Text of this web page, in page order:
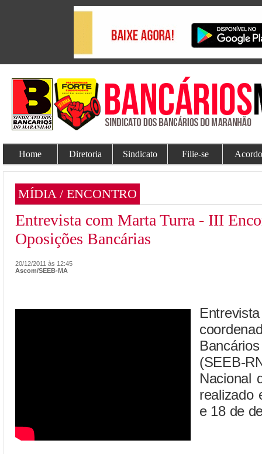
Home Diretoria Sindicato Filie-se
MÍDIA / ENCONTRO
Entrevista com Marta Turra - III
Oposições Bancárias
20/12/2011 às 12:45
Ascom/SEEB-MA
(SEEB-
Nacional
realizado
e 18 de